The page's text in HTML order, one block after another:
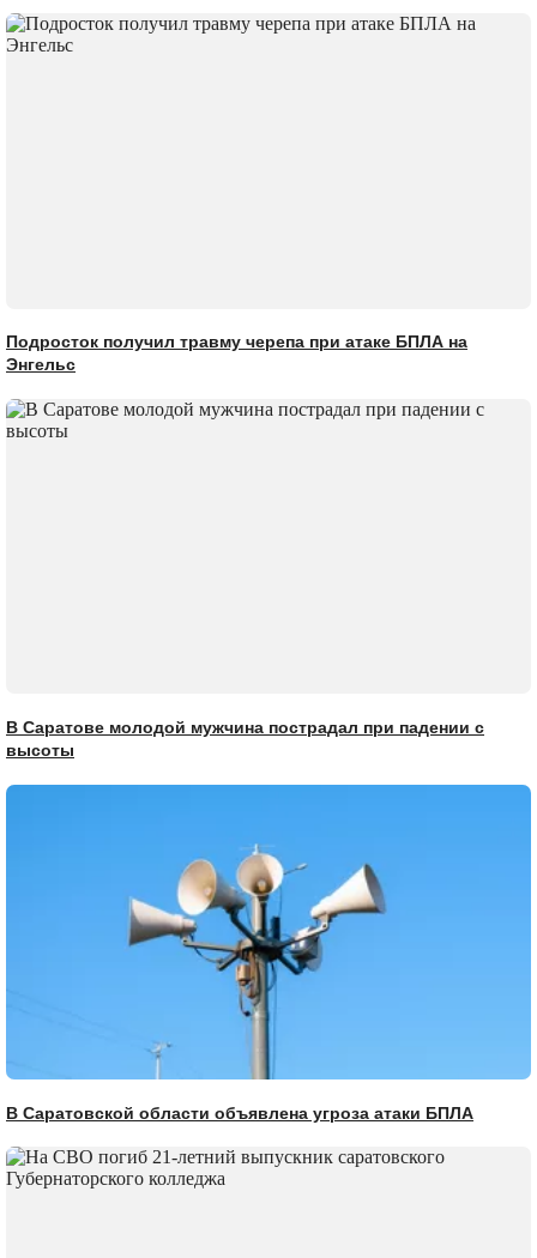
Подросток получил травму черепа при атаке БПЛА на
Энгельс
В Саратове молодой мужчина пострадал при падении с
высоты
В Саратовской области объявлена угроза атаки БПЛА